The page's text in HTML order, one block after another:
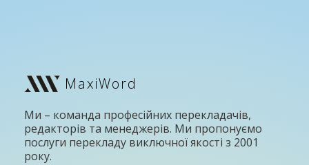
MaxiWord
Ми – команда професійних перекладачів,
редакторів та менеджерів. Ми пропонуємо
послуги перекладу виключної якості з 2001
року.